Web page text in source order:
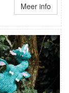
Meer info